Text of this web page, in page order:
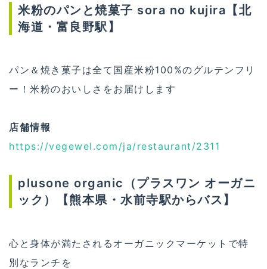
米粉のパンと焼菓子 sora no kujira【北
海道・富良野駅】
パン＆焼き菓子は全て国産米粉100%のグルテンフリ
ー！米粉のおいしさをお届けします
店舗情報
https://vegewel.com/ja/restaurant/2311
plusone organic（プラスワン オーガニ
ック）【熊本県・水前寺駅からバス】
心と身体が満たされるオーガニックマーケットで特
別なランチを